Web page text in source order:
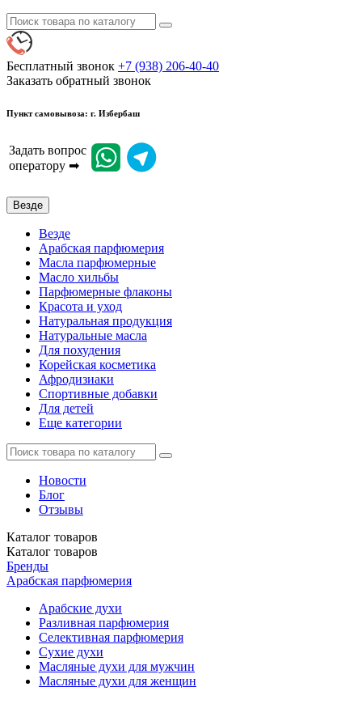
Бесплатный звонок +7 (938) 206-40-40
Заказать обратный звонок
Пункт самовывоза: г. Избербаш
Задать вопрос
оператору ➡
Везде
Везде
Арабская парфюмерия
Масла парфюмерные
Масло хильбы
Парфюмерные флаконы
Красота и уход
Натуральная продукция
Натуральные масла
Для похудения
Корейская косметика
Афродизиаки
Спортивные добавки
Для детей
Еще категории
Новости
Блог
Отзывы
Каталог товаров
Каталог товаров
Бренды
Арабская парфюмерия
Арабские духи
Разливная парфюмерия
Селективная парфюмерия
Сухие духи
Масляные духи для мужчин
Масляные духи для женщин